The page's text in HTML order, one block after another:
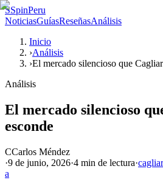
SSpinPeru
NoticiasGuíasReseñasAnálisis
Inicio
›Análisis
›El mercado silencioso que
Análisis
El mercado silencioso
esconde
CCarlos Méndez
·9 de junio, 2026·4 min de lectura·
a